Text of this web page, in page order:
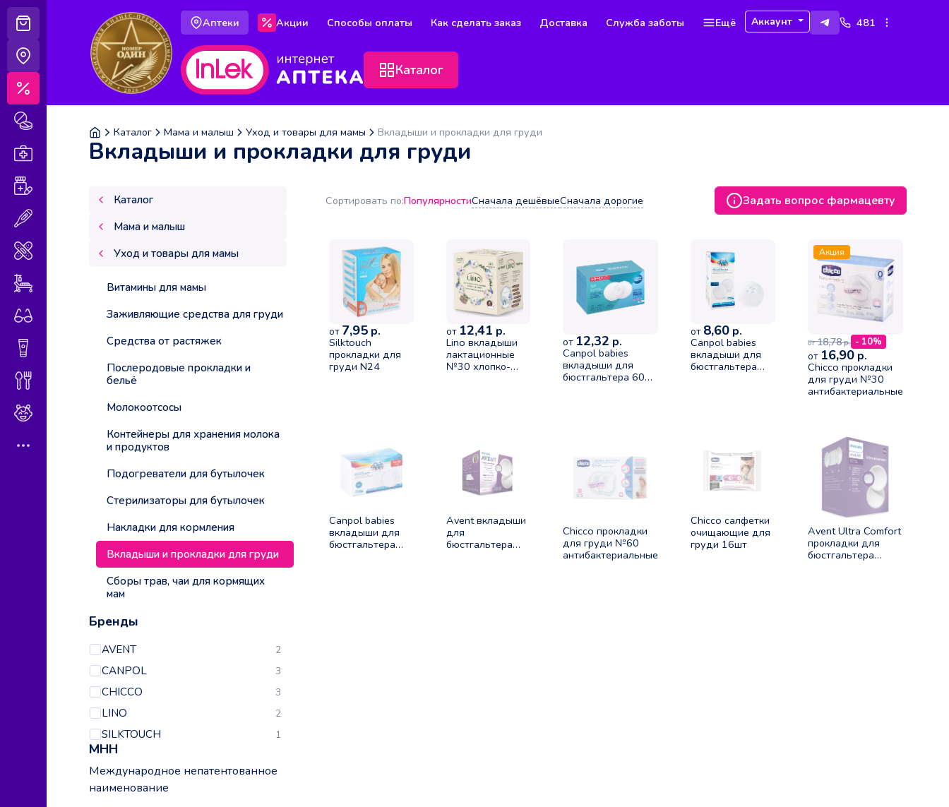
Медицинские изделия
Уход за больными
Гигиена и косметика
Диетическое питание
Аптеки Акции Способы оплаты Как сделать заказ Доставка Служба заботы Ещё Аккаунт 481
Каталог
Каталог Мама и малыш Уход и товары для мамы Вкладыши и прокладки для груди
Вкладыши и прокладки для груди
Каталог
Мама и малыш
Уход и товары для мамы
Витамины для мамы
Заживляющие средства для груди
Средства от растяжек
Послеродовые прокладки и
бельё
Молокоотсосы
Контейнеры для хранения молока
и продуктов
Подогреватели для бутылочек
Стерилизаторы для бутылочек
Накладки для кормления
Вкладыши и прокладки для груди
Сборы трав, чаи для кормящих
мам
Бренды
AVENT 2
CANPOL 3
CHICCO 3
LINO 2
SILKTOUCH 1
МНН
Международное непатентованное
наименование
Сортировать по:ПопулярностиСначала дешёвыеСначала дорогие Задать вопрос фармацевту
от 7,95 р.
Silktouch
прокладки для
груди N24
от 12,41 р.
Lino вкладыши
лактационные
№30 хлопко-
от 12,32 р.
Canpol babies
вкладыши для
бюстгальтера 60шт
от 8,60 р.
Canpol babies
вкладыши для
бюстгальтера
Акция
от 18,78р. - 10%
от 16,90р.
Chicco прокладки
для груди №30
антибактериальные
Canpol babies
вкладыши для
бюстгальтера
Avent вкладыши
для
бюстгальтера
Chicco прокладки
для груди №60
антибактериальные
Chicco салфетки
очищающие для
груди 16шт
Avent Ultra Comfort
прокладки для
бюстгальтера